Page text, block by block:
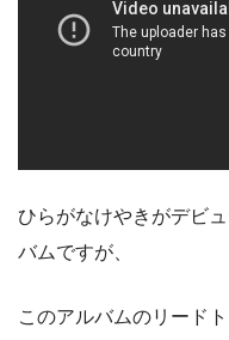
ひらがなけやきがデビ
バムですが、
このアルバムのリード